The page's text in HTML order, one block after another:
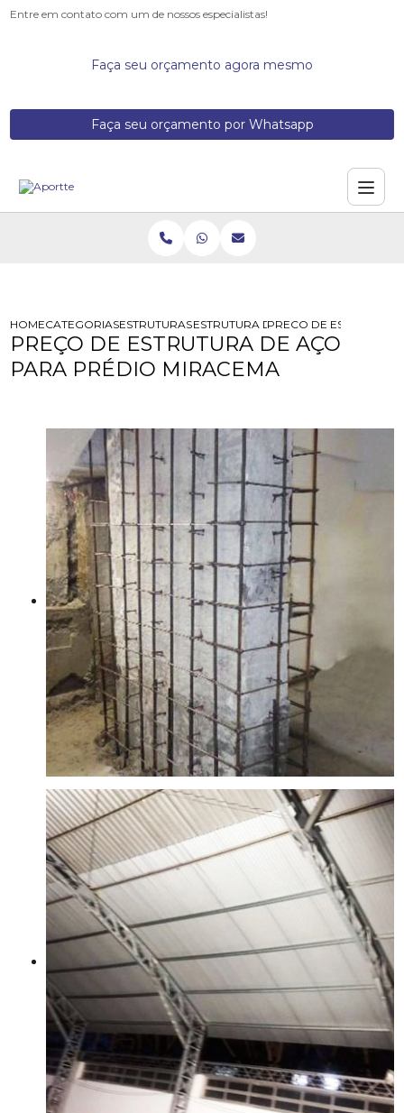
Entre em contato com um de nossos especialistas!
Faça seu orçamento agora mesmo
Faça seu orçamento por Whatsapp
HOMECATEGORIASESTRUTURAS DE ACOESTRUTURA DE ACO PARA PREDIO
PRECO DE
PREÇO DE ESTRUTURA DE AÇO
PARA PRÉDIO MIRACEMA